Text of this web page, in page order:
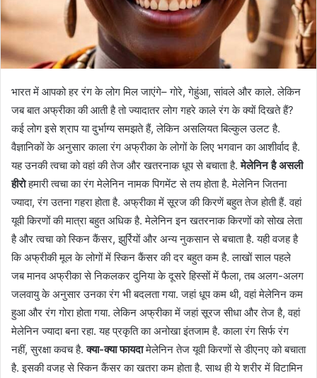
भारत में आपको हर रंग के लोग मिल जाएंगे– गोरे, गेहुंआ, सांवले और काले. लेकिन
जब बात अफ्रीका की आती है तो ज्यादातर लोग गहरे काले रंग के क्यों दिखते हैं?
कई लोग इसे श्राप या दुर्भाग्य समझते हैं, लेकिन असलियत बिल्कुल उलट है.
वैज्ञानिकों के अनुसार काला रंग अफ्रीका के लोगों के लिए भगवान का आशीर्वाद है.
यह उनकी त्वचा को वहां की तेज और खतरनाक धूप से बचाता है.मेलेनिन है असली
हीरोहमारी त्वचा का रंग मेलेनिन नामक पिगमेंट से तय होता है. मेलेनिन जितना
ज्यादा, रंग उतना गहरा होता है. अफ्रीका में सूरज की किरणें बहुत तेज होती हैं. वहां
यूवी किरणों की मात्रा बहुत अधिक है. मेलेनिन इन खतरनाक किरणों को सोख लेता
है और त्वचा को स्किन कैंसर, झुर्रियों और अन्य नुकसान से बचाता है. यही वजह है
कि अफ्रीकी मूल के लोगों में स्किन कैंसर की दर बहुत कम है. लाखों साल पहले
जब मानव अफ्रीका से निकलकर दुनिया के दूसरे हिस्सों में फैला, तब अलग-अलग
जलवायु के अनुसार उनका रंग भी बदलता गया. जहां धूप कम थी, वहां मेलेनिन कम
हुआ और रंग गोरा होता गया. लेकिन अफ्रीका में जहां सूरज सीधा और तेज है, वहां
मेलेनिन ज्यादा बना रहा. यह प्रकृति का अनोखा इंतजाम है. काला रंग सिर्फ रंग
नहीं, सुरक्षा कवच है.क्या-क्या फायदामेलेनिन तेज यूवी किरणों से डीएनए को बचाता
है. इसकी वजह से स्किन कैंसर का खतरा कम होता है. साथ ही ये शरीर में विटामिन